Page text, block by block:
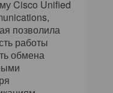
Cisco Unified
позволила
работы
обмена